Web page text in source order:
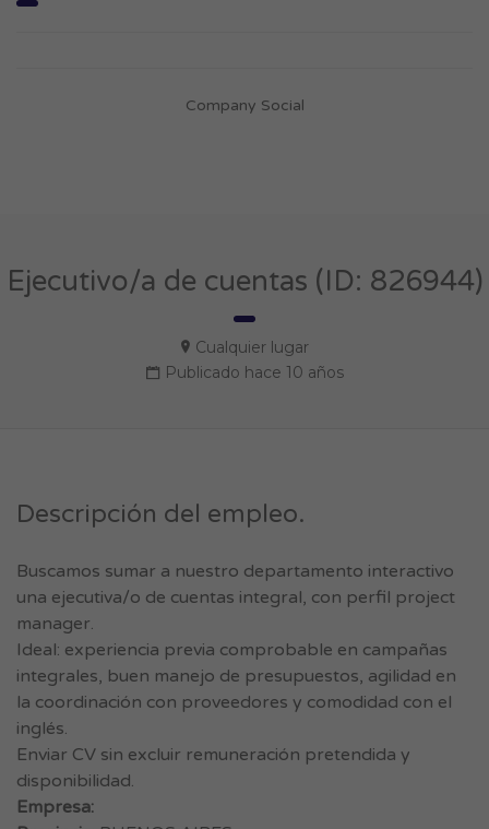
Company Social
Ejecutivo/a de cuentas (ID: 826944)
Cualquier lugar
Publicado hace 10 años
Descripción del empleo.
Buscamos sumar a nuestro departamento interactivo
una ejecutiva/o de cuentas integral, con perfil project
manager.
Ideal: experiencia previa comprobable en campañas
integrales, buen manejo de presupuestos, agilidad en
la coordinación con proveedores y comodidad con el
inglés.
Enviar CV sin excluir remuneración pretendida y
disponibilidad.
Empresa: